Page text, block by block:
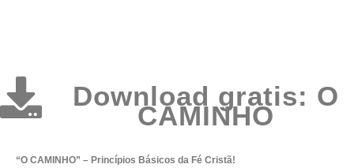
Download gratis: O
CAMINHO
“O CAMINHO” – Princípios Básicos da Fé Cristã!